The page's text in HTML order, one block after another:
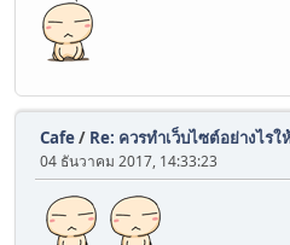
Cafe/ Re: ควรทำเว็บไซต์อย่างไร
04 ธันวาคม 2017, 14:33:23